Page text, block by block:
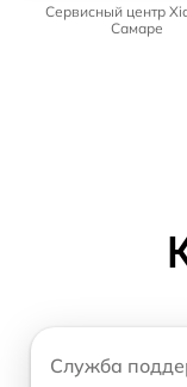
Сервисный центр
Самаре
Служба